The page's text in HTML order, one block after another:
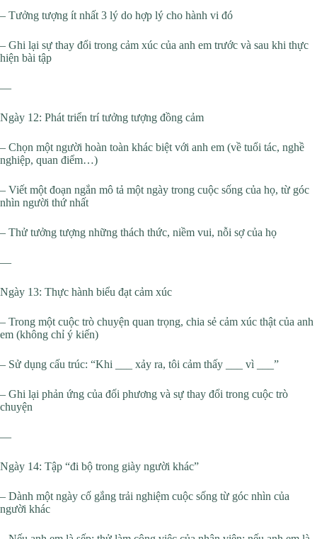
– Tưởng tượng ít nhất 3 lý do hợp lý cho hành vi đó
– Ghi lại sự thay đổi trong cảm xúc của anh em trước và sau khi thực
hiện bài tập
—
Ngày 12: Phát triển trí tưởng tượng đồng cảm
– Chọn một người hoàn toàn khác biệt với anh em (về tuổi tác, nghề
nghiệp, quan điểm…)
– Viết một đoạn ngắn mô tả một ngày trong cuộc sống của họ, từ góc
nhìn người thứ nhất
– Thử tưởng tượng những thách thức, niềm vui, nỗi sợ của họ
—
Ngày 13: Thực hành biểu đạt cảm xúc
– Trong một cuộc trò chuyện quan trọng, chia sẻ cảm xúc thật của anh
em (không chỉ ý kiến)
– Sử dụng cấu trúc: “Khi ___ xảy ra, tôi cảm thấy ___ vì ___”
– Ghi lại phản ứng của đối phương và sự thay đổi trong cuộc trò
chuyện
—
Ngày 14: Tập “đi bộ trong giày người khác”
– Dành một ngày cố gắng trải nghiệm cuộc sống từ góc nhìn của
người khác